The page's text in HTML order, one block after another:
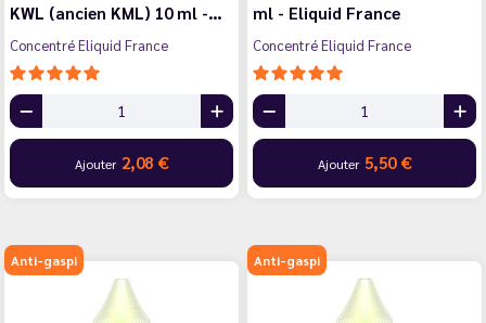
KWL (ancien KML) 10 ml -…
Concentré Eliquid France
Ajouter 2,08 €
ml - Eliquid France
Concentré Eliquid France
Ajouter 5,50 €
Anti-gaspi Anti-gaspi